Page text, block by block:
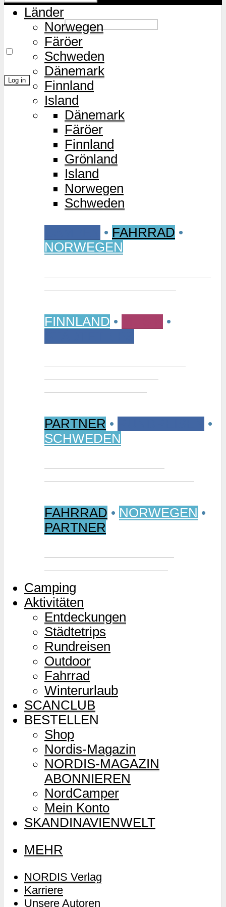
Password
Remember Me
Lost Password?
Länder
Norwegen
Färöer
Schweden
Dänemark
Finnland
Island
Dänemark
Färöer
Finnland
Grönland
Island
Norwegen
Schweden
• FAHRRAD •
NORWEGEN
FINNLAND •
•
PARTNER •
•
SCHWEDEN
FAHRRAD • NORWEGEN •
PARTNER
Camping
Aktivitäten
Entdeckungen
Städtetrips
Rundreisen
Outdoor
Fahrrad
Winterurlaub
SCANCLUB
BESTELLEN
Shop
Nordis-Magazin
NORDIS-MAGAZIN
ABONNIEREN
NordCamper
Mein Konto
SKANDINAVIENWELT
MEHR
NORDIS Verlag
Karriere
Unsere Autoren